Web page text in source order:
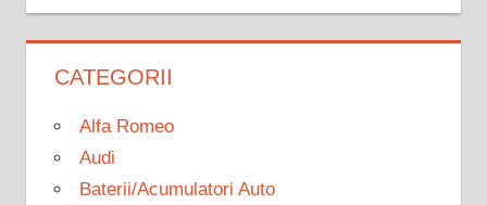
CATEGORII
Alfa Romeo
Audi
Baterii/Acumulatori Auto